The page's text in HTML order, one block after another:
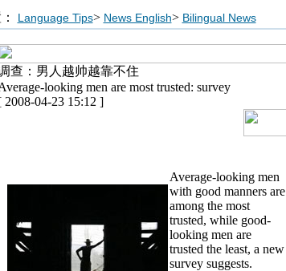
Language Tips> News English> Bilingual News
查：男人越帅越靠不住
looking men are most trusted: survey
2008-04-23 15:12 ]
Average-looking men
with good manners are
among the most
trusted, while good-
looking men are
trusted the least, a new
survey suggests.